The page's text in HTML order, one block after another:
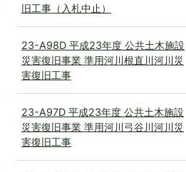
旧工事（入札中止）
23-A98D 平成23年度 公共土木施設
災害復旧事業 準用河川根直川河川災
害復旧工事
23-A97D 平成23年度 公共土木施設
災害復旧事業 準用河川弓谷川河川災
害復旧工事